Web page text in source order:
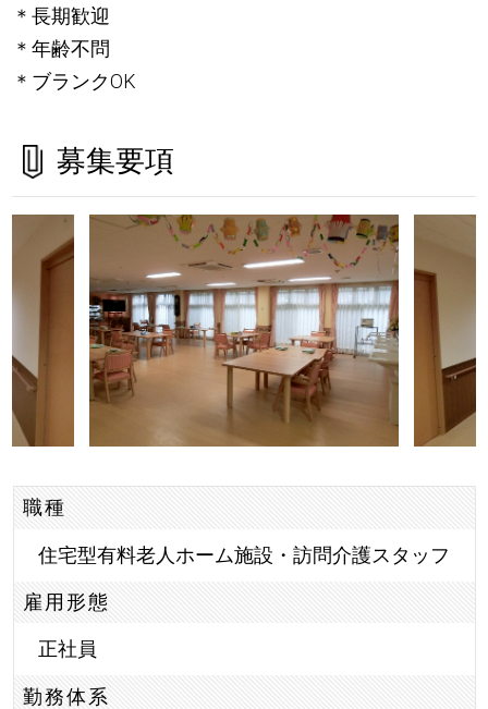
＊長期歓迎
＊年齢不問
＊ブランクOK
募集要項
職種
住宅型有料老人ホーム施設・訪問介護スタッフ
雇用形態
正社員
勤務体系